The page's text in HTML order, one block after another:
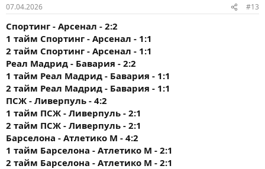
07.04.2026 #13
Спортинг - Арсенал - 2:2
1 тайм Спортинг - Арсенал - 1:1
2 тайм Спортинг - Арсенал - 1:1
Реал Мадрид - Бавария - 2:2
1 тайм Реал Мадрид - Бавария - 1:1
2 тайм Реал Мадрид - Бавария - 1:1
ПСЖ - Ливерпуль - 4:2
1 тайм ПСЖ - Ливерпуль - 2:1
2 тайм ПСЖ - Ливерпуль - 2:1
Барселона - Атлетико М - 4:2
1 тайм Барселона - Атлетико М - 2:1
2 тайм Барселона - Атлетико М - 2:1